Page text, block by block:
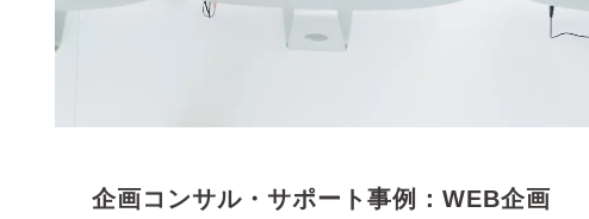
企画コンサル・サポート事例：WEB企画